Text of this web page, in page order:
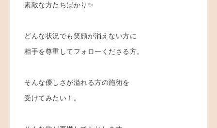
素敵な方たちばかり✨
どんな状況でも笑顔が消えない方に
相手を尊重してフォローくださる方。
そんな優しさが溢れる方の施術を
受けてみたい！。